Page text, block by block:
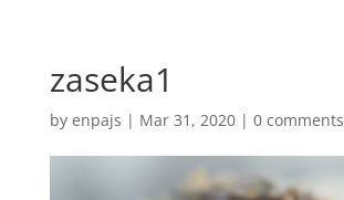
zaseka1
by enpajs | Mar 31, 2020| 0 comments